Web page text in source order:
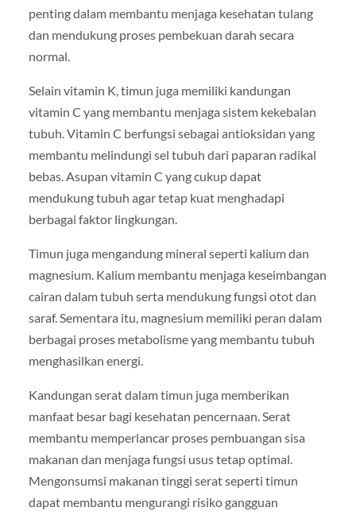
penting dalam membantu menjaga kesehatan tulang
dan mendukung proses pembekuan darah secara
normal.
Selain vitamin K, timun juga memiliki kandungan
vitamin C yang membantu menjaga sistem kekebalan
tubuh. Vitamin C berfungsi sebagai antioksidan yang
membantu melindungi sel tubuh dari paparan radikal
bebas. Asupan vitamin C yang cukup dapat
mendukung tubuh agar tetap kuat menghadapi
berbagai faktor lingkungan.
Timun juga mengandung mineral seperti kalium dan
magnesium. Kalium membantu menjaga keseimbangan
cairan dalam tubuh serta mendukung fungsi otot dan
saraf. Sementara itu, magnesium memiliki peran dalam
berbagai proses metabolisme yang membantu tubuh
menghasilkan energi.
Kandungan serat dalam timun juga memberikan
manfaat besar bagi kesehatan pencernaan. Serat
membantu memperlancar proses pembuangan sisa
makanan dan menjaga fungsi usus tetap optimal.
Mengonsumsi makanan tinggi serat seperti timun
dapat membantu mengurangi risiko gangguan